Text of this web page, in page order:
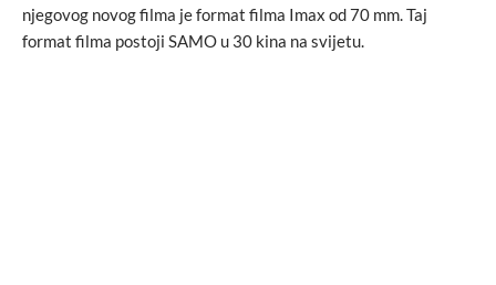
njegovog novog filma je format filma Imax od 70 mm. Taj
format filma postoji SAMO u 30 kina na svijetu.